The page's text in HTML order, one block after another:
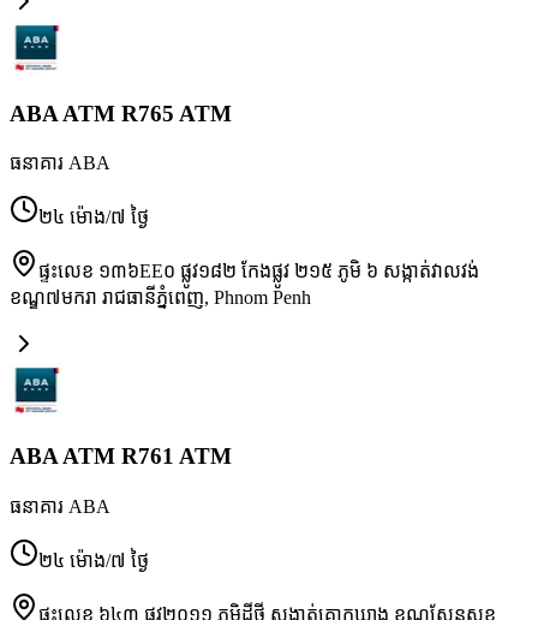
ABA ATM R765 ATM
ធនាគារ ABA
២៤ ម៉ោង/៧ ថ្ងៃ
ផ្ទះលេខ ១៣៦EE០ ផ្លូវ១៨២ កែងផ្លូវ ២១៥ ភូមិ ៦ សង្កាត់វាលវង់
ខណ្ឌ៧មករា រាជធានីភ្នំពេញ, Phnom Penh
ABA ATM R761 ATM
ធនាគារ ABA
២៤ ម៉ោង/៧ ថ្ងៃ
ផ្ទះលេខ ៦៤៣ ផ្លូវ២០១១ ភូមិដីថ្មី សង្កាត់គោកឃ្លាង ខណ្ឌសែនសុខ